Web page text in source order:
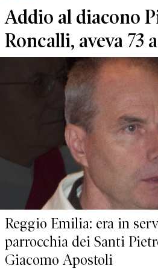
Addio al diacono
Roncalli, aveva 73
Reggio Emilia: era in
parrocchia dei Santi
Giacomo Apostoli